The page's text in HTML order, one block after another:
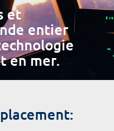
et
entier
en mer.